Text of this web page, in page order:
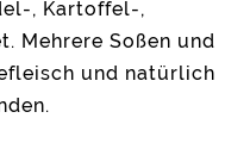
, Kartoffel-,
Mehrere Soßen und
und natürlich